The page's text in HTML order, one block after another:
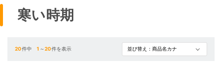
寒い時期
20件中1 ～20件を表示